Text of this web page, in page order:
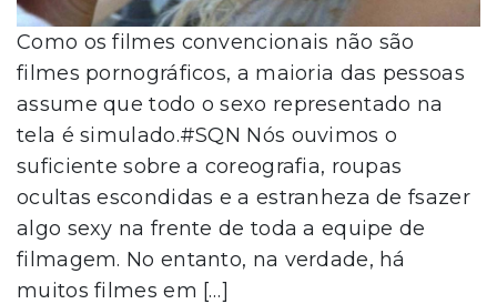
Como os filmes convencionais não são
filmes pornográficos, a maioria das pessoas
assume que todo o sexo representado na
tela é simulado.#SQN Nós ouvimos o
suficiente sobre a coreografia, roupas
ocultas escondidas e a estranheza de fsazer
algo sexy na frente de toda a equipe de
filmagem. No entanto, na verdade, há
muitos filmes em […]